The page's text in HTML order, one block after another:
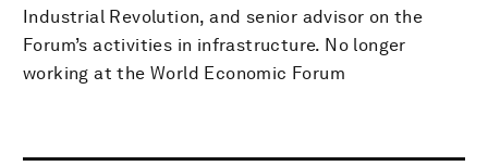
Industrial Revolution, and senior advisor on the
Forum’s activities in infrastructure. No longer
working at the World Economic Forum